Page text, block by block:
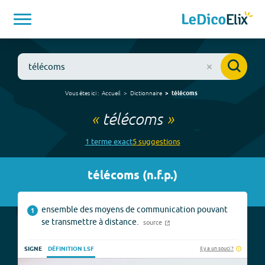
Vous êtes ici : Accueil Dictionnaire télécoms
« télécoms»
1 termeexact5suggestions
télécoms (n.f.p.)
1
ensemble des moyens de communication pouvant
se transmettre à distance.
source
SIGNE DÉFINITION LSF Il y a un souci ?